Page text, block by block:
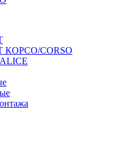
КОРСО/CORSO